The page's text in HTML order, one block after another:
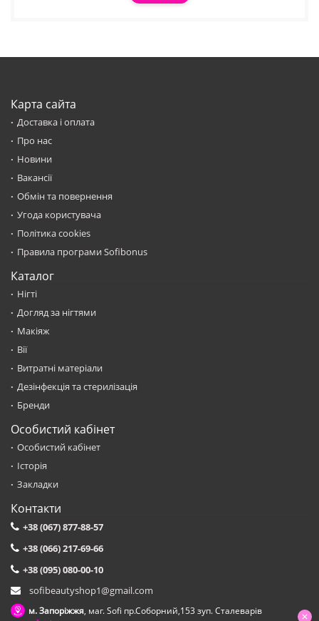
Карта сайта
Доставка і оплата
Про нас
Новини
Вакансії
Обмін та повернення
Угода користувача
Політика cookies
Правила програми Sofibonus
Каталог
Нігті
Догляд за нігтями
Макіяж
Вії
Витратні матеріали
Дезінфекція та стерилізація
Бренди
Особистий кабінет
Особистий кабінет
Історія
Закладки
Контакти
+38 (067) 877-88-57
+38 (066) 217-69-66
+38 (095) 080-00-10
sofibeautyshop1@gmail.com
м. Запоріжжя, маг. Sofi пр.Соборний,153 зуп. Сталеварiв